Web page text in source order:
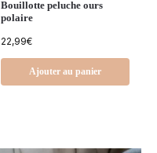
Bouillotte peluche ours
polaire
22,99€
Ajouter au panier